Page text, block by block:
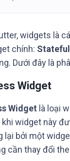
widgets là
chính:
Dưới đây là
Widget
Widget là loại
khi widget này
lại bởi một
cần thay đổi